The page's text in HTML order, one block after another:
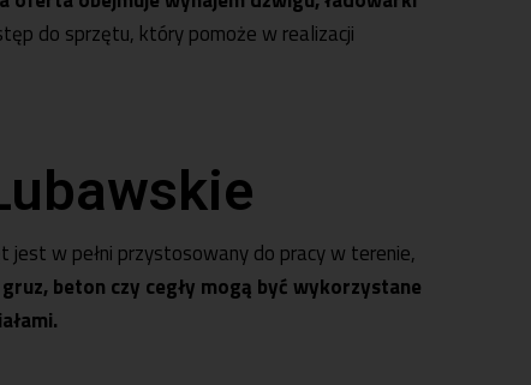
do sprzętu, który pomoże w realizacji
jest w pełni przystosowany do pracy w terenie,
beton czy cegły mogą być wykorzystane